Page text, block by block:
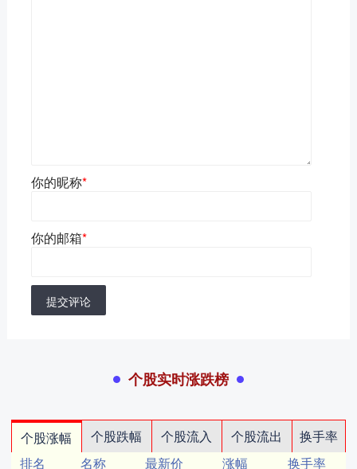
你的昵称*
你的邮箱*
提交评论
个股实时涨跌榜
个股涨幅 个股跌幅 个股流入 个股流出
换手率
排名
名称 最新价 涨幅
换手率